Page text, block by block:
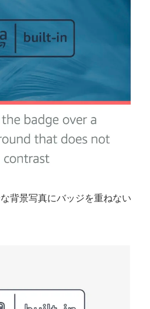
背景写真にバッジを重ねない